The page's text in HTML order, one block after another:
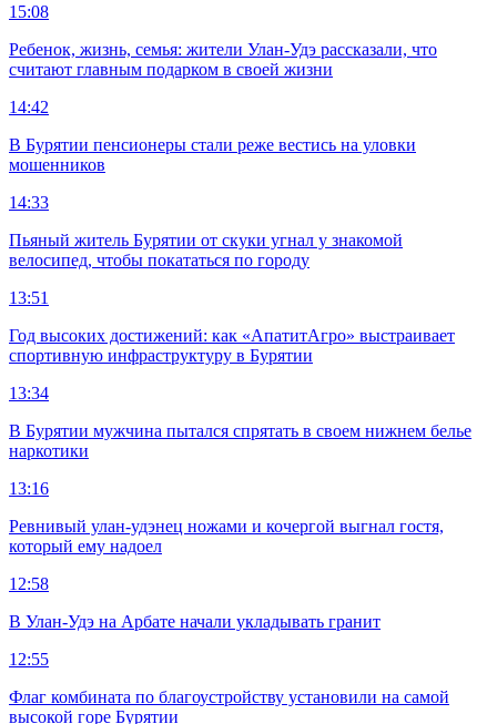
15:08
Ребенок, жизнь, семья: жители Улан-Удэ рассказали, что
считают главным подарком в своей жизни
14:42
В Бурятии пенсионеры стали реже вестись на уловки
мошенников
14:33
Пьяный житель Бурятии от скуки угнал у знакомой
велосипед, чтобы покататься по городу
13:51
Год высоких достижений: как «АпатитАгро» выстраивает
спортивную инфраструктуру в Бурятии
13:34
В Бурятии мужчина пытался спрятать в своем нижнем белье
наркотики
13:16
Ревнивый улан-удэнец ножами и кочергой выгнал гостя,
который ему надоел
12:58
В Улан-Удэ на Арбате начали укладывать гранит
12:55
Флаг комбината по благоустройству установили на самой
высокой горе Бурятии